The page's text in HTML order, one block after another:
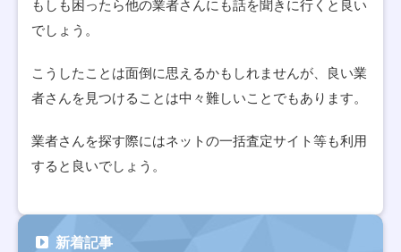
もしも困ったら他の業者さんにも話を聞きに行くと良い
でしょう。
こうしたことは面倒に思えるかもしれませんが、良い業
者さんを見つけることは中々難しいことでもあります。
業者さんを探す際にはネットの一括査定サイト等も利用
すると良いでしょう。
新着記事